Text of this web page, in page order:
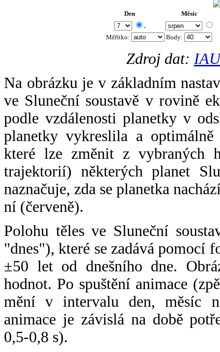
Den Měsíc
.
Měřítko: Body:
Zdroj dat:
Na obrázku je v základním
ve Sluneční soustavě v rovině
podle vzdálenosti planetky v
planetky vykreslila a
které lze změnit z vybraných
trajektorií) některých planet
naznačuje, zda se planetka
ní (červeně).
Polohu těles ve Sluneční
"dnes"), které se zadává pomocí
±50 let od dnešního dne.
hodnot. Po spuštění animace
mění v intervalu den, měsíc
animace je závislá na době
0,5-0,8 s).